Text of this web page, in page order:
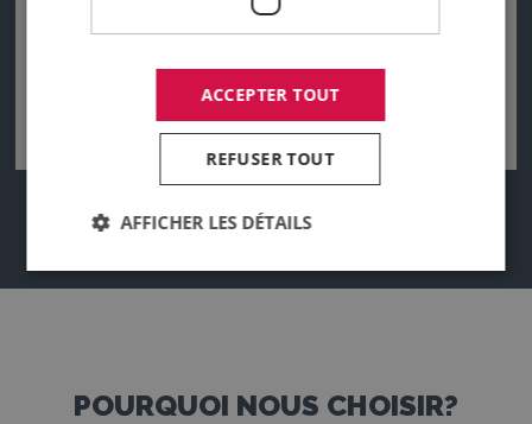
POURQUOI NOUS CHOISIR?
ACCEPTER TOUT
REFUSER TOUT
AFFICHER LES DÉTAILS